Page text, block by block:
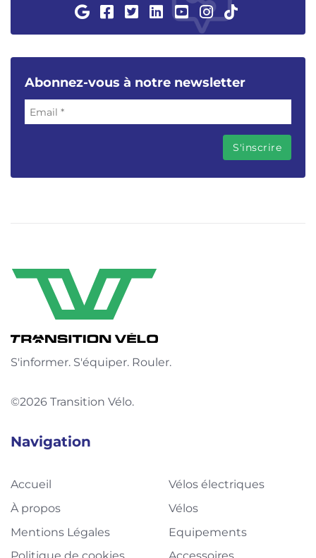
Abonnez-vous à notre newsletter
S'informer. S'équiper. Rouler.
©2026 Transition Vélo.
Navigation
Accueil
À propos
Mentions Légales
Vélos électriques
Vélos
Equipements